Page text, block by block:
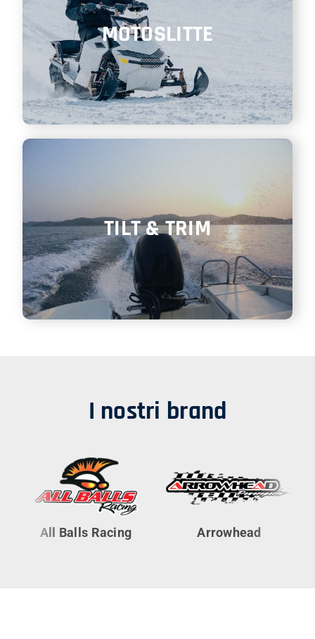
MOTOSLITTE
TILT & TRIM
I nostri brand
All Balls Racing Arrowhead